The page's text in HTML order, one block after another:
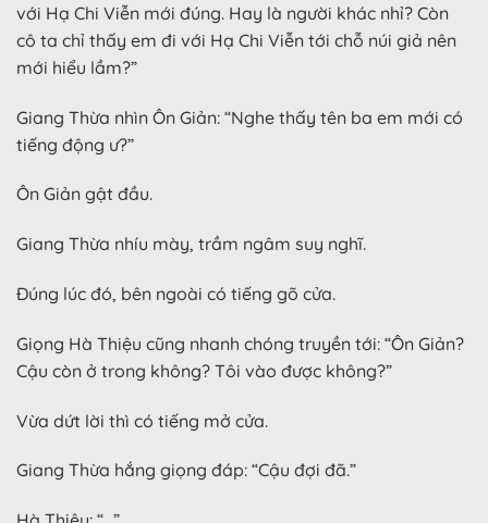
với Hạ Chi Viễn mới đúng. Hay là người khác nhỉ? Còn
cô ta chỉ thấy em đi với Hạ Chi Viễn tới chỗ núi giả nên
mới hiểu lầm?”
Giang Thừa nhìn Ôn Giản: “Nghe thấy tên ba em mới có
tiếng động ư?”
Ôn Giản gật đầu.
Giang Thừa nhíu mày, trầm ngâm suy nghĩ.
Đúng lúc đó, bên ngoài có tiếng gõ cửa.
Giọng Hà Thiệu cũng nhanh chóng truyền tới: “Ôn Giản?
Cậu còn ở trong không? Tôi vào được không?”
Vừa dứt lời thì có tiếng mở cửa.
Giang Thừa hắng giọng đáp: “Cậu đợi đã.”